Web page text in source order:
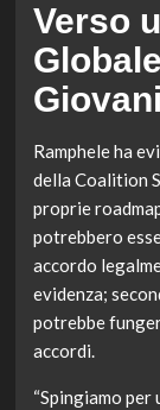
Verso
Giovani
Ramphele ha
della Coalition
proprie
potrebbero
accordo
evidenza;
potrebbe
accordi.
“Spingiamo